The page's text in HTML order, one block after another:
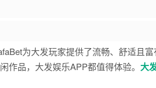
为大发玩家提供了流畅、舒适且
作品，大发娱乐APP都值得体验。 大